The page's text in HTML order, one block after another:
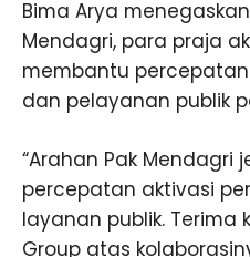
Bima Arya
Mendagri, para praja
membantu
dan pelayanan publik
“Arahan Pak Mendagri
percepatan aktivasi
layanan publik. Terima
Group atas